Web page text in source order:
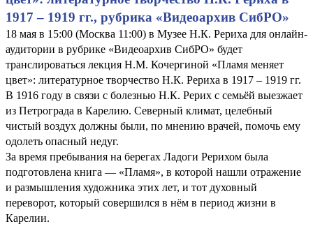
1917 – 1919 гг., рубрика «Видеоархив СибРО»
18 мая в 15:00 (Москва 11:00) в Музее Н.К. Рериха для онлайн-
аудитории в рубрике «Видеоархив СибРО» будет
транслироваться лекция Н.М. Кочергиной «Пламя меняет
цвет»: литературное творчество Н.К. Рериха в 1917 – 1919 гг.
В 1916 году в связи с болезнью Н.К. Рерих с семьёй выезжает
из Петрограда в Карелию. Северный климат, целебный
чистый воздух должны были, по мнению врачей, помочь ему
одолеть опасный недуг.
За время пребывания на берегах Ладоги Рерихом была
подготовлена книга — «Пламя», в которой нашли отражение
и размышления художника этих лет, и тот духовный
переворот, который совершился в нём в период жизни в
Карелии.